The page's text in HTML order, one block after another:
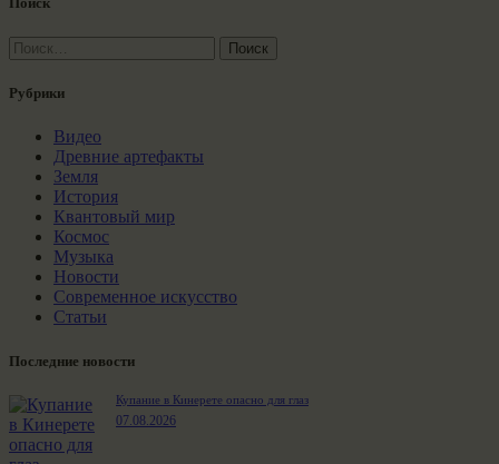
Найти:
Рубрики
Видео
Древние артефакты
Земля
История
Квантовый мир
Космос
Музыка
Новости
Современное искусство
Статьи
Последние новости
Купание в Кинерете опасно для глаз
07.08.2026